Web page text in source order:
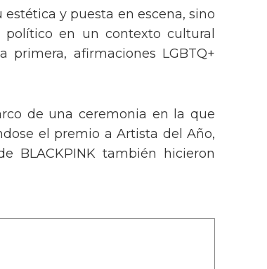
y puesta en escena, sino
en un contexto cultural
afirmaciones LGBTQ+
de una ceremonia en la que
el premio a Artista del Año,
BLACKPINK también hicieron